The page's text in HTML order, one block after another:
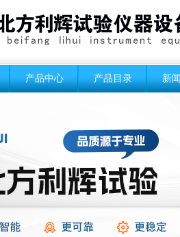
产品中心 产品目录 新